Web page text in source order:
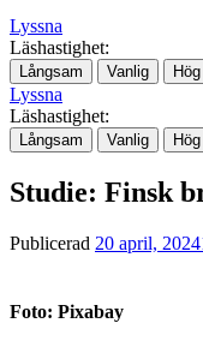
Lyssna
Läshastighet:
Långsam Vanlig Hög
Lyssna
Läshastighet:
Långsam Vanlig Hög
Studie: Finsk
Publicerad 20 april, 2024
Foto: Pixabay